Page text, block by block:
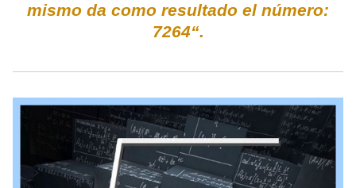
mismo da como resultado el número:
7264“.